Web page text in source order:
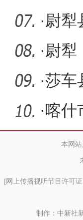
犁县
·尉犁
·尉犁
·莎车
口”更
·喀什
本网
[网上传播视听节目许可
制作：中新